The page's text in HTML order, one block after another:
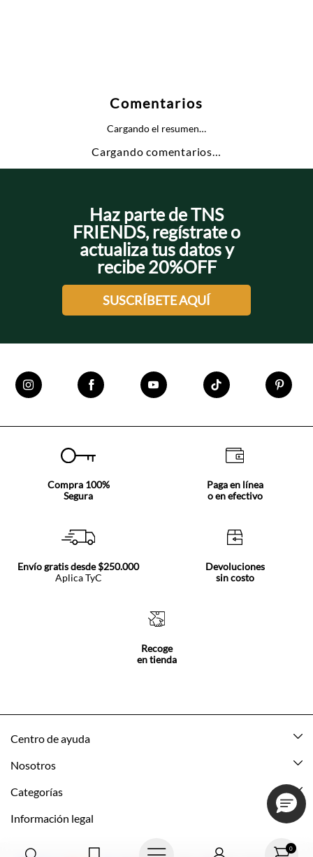
0
Comentarios
Cargando el resumen…
Cargando comentarios…
Haz parte de TNS
FRIENDS, regístrate o
actualiza tus datos y
recibe 20%OFF
SUSCRÍBETE AQUÍ
Compra 100%
Segura
Paga en línea
o en efectivo
Envío gratis desde $250.000
Aplica TyC
Devoluciones
sin costo
Recoge
en tienda
Centro de ayuda
Mis pedidos
Nosotros
Acerca de Tennis
Categorías
Nuevo
Información legal